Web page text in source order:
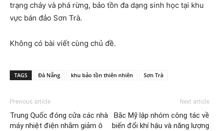
trạng cháy và phá rừng, bảo tồn đa dạng sinh học tại khu
vực bán đảo Sơn Trà.
Không có bài viết cùng chủ đề.
TAGS Đà Nẵng khu bảo tồn thiên nhiên Sơn Trà
Previous article
Trung Quốc đóng cửa các nhà
máy nhiệt điện nhằm giảm ô
Next article
Bắc Mỹ lập nhóm công tác về
biến đổi khí hậu và năng lượng